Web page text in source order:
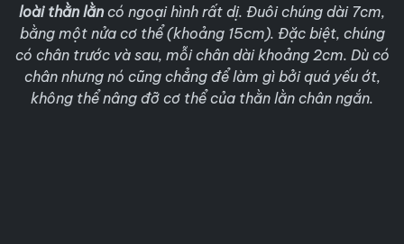
loài thằn lằncó ngoại hình rất dị. Đuôi chúng dài 7cm,
bằng một nửa cơ thể (khoảng 15cm). Đặc biệt, chúng
có chân trước và sau, mỗi chân dài khoảng 2cm. Dù có
chân nhưng nó cũng chẳng để làm gì bởi quá yếu ớt,
không thể nâng đỡ cơ thể của thằn lằn chân ngắn.